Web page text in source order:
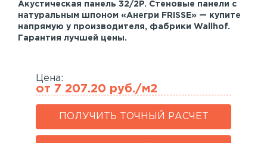
Акустическая панель 32/2P. Стеновые панели с
натуральным шпоном «Анегри FRISSE» — купите
напрямую у производителя, фабрики Wallhof.
Гарантия лучшей цены.
Цена:
от 7 207.20 руб./м2
ПОЛУЧИТЬ ТОЧНЫЙ РАСЧЕТ